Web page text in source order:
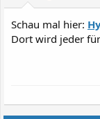
Schau mal hier:
Dort wird jeder